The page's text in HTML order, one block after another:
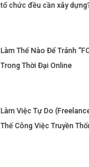
tổ chức đều cần xây
Làm Thế Nào Để Tránh
Trong Thời Đại Online
Làm Việc Tự Do
Thế Công Việc Truyền